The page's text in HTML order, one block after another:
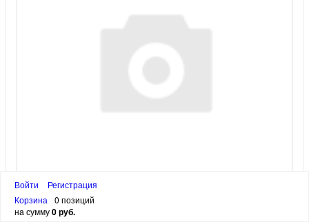
Войти
Регистрация
Корзина
0 позиций
на сумму0 руб.